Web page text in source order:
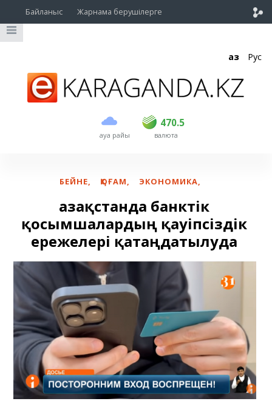
Байланыс Жарнама берушілерге
Қаз Рус
ауа райы
470.5
USD 469.5 470.5
EUR валюта
БЕЙНЕ, ҚОҒАМ, ЭКОНОМИКА,
Қазақстанда банктік
қосымшалардың қауіпсіздік
ережелері қатаңдатылуда